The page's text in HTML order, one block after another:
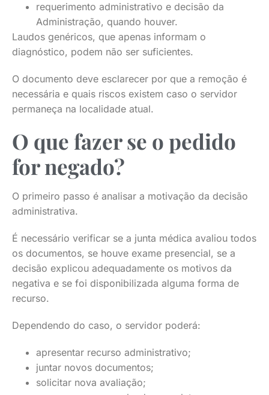
requerimento administrativo e decisão da
Administração, quando houver.
Laudos genéricos, que apenas informam o
diagnóstico, podem não ser suficientes.
O documento deve esclarecer por que a remoção é
necessária e quais riscos existem caso o servidor
permaneça na localidade atual.
O que fazer se o pedido
for negado?
O primeiro passo é analisar a motivação da decisão
administrativa.
É necessário verificar se a junta médica avaliou todos
os documentos, se houve exame presencial, se a
decisão explicou adequadamente os motivos da
negativa e se foi disponibilizada alguma forma de
recurso.
Dependendo do caso, o servidor poderá:
apresentar recurso administrativo;
juntar novos documentos;
solicitar nova avaliação;